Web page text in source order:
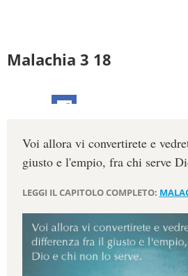
Malachia 3 18
Voi allora vi convertirete e
giusto e l'empio, fra chi serve
LEGGI IL CAPITOLO COMPLETO: